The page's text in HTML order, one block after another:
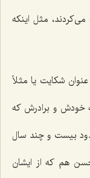
می‌کردند، مثل اینکه
شکایت یا مثلاً
خودش و برادرش که
بیست و چند سال
هم که از ایشان